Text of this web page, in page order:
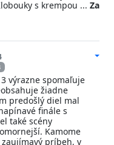
s krempou ... Za
výrazne spomaľuje
žiadne
predošlý diel mal
finále s
také scény
Kamome
príbeh, v